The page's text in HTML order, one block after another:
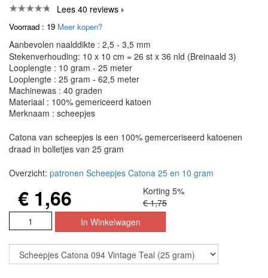
Lees 40 reviews
Voorraad : 19 Meer kopen?
Aanbevolen naalddikte : 2,5 - 3,5 mm
Stekenverhouding: 10 x 10 cm = 26 st x 36 nld (Breinaald 3)
Looplengte : 10 gram - 25 meter
Looplengte : 25 gram - 62,5 meter
Machinewas : 40 graden
Materiaal : 100% gemericeerd katoen
Merknaam : scheepjes
Catona van scheepjes is een 100% gemerceriseerd katoenen
draad in bolletjes van 25 gram
Overzicht: patronen Scheepjes Catona 25 en 10 gram
€ 1,66
Korting 5%
€ 1,75